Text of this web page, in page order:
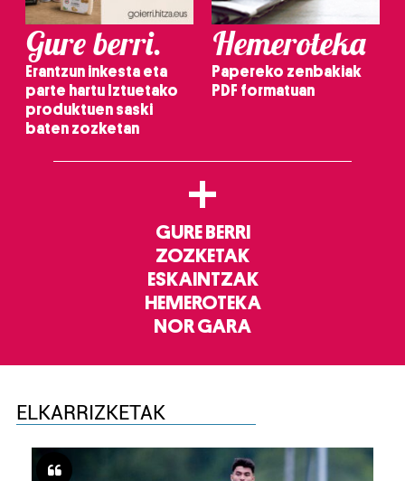
Gure berri.
Erantzun inkesta eta
parte hartu Iztuetako
produktuen saski
baten zozketan
Hemeroteka
Papereko zenbakiak
PDF formatuan
+
GURE BERRI
ZOZKETAK
ESKAINTZAK
HEMEROTEKA
NOR GARA
ELKARRIZKETAK